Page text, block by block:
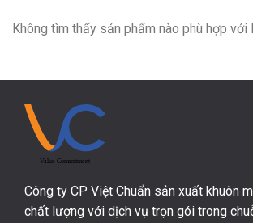
Không tìm thấy sản phẩm nào phù hợp với
Công ty CP Việt Chuẩn sản xuất khuôn
chất lượng với dịch vụ trọn gói trong